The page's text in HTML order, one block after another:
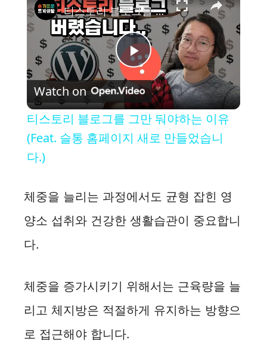
P
l
a
V
d
e
티스토리 블로그를 그만 둬야하는 이유 (Feat. 슬통 홈페이지 새로 만들었습니다.)
Watch on
티스토리 블로그를 그만 둬야하는 이유
(Feat. 슬통 홈페이지 새로 만들었습니
다.)
체중을 늘리는 과정에서도 균형 잡힌 영
양소 섭취와 건강한 생활습관이 중요합니
다.
체중을 증가시키기 위해서는 근육량을 늘
리고 체지방은 적절하게 유지하는 방향으
로 접근해야 합니다.